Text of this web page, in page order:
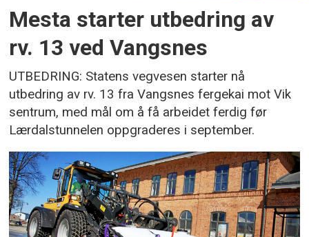
Mesta starter utbedring av
rv. 13 ved Vangsnes
UTBEDRING: Statens vegvesen starter nå
utbedring av rv. 13 fra Vangsnes fergekai mot Vik
sentrum, med mål om å få arbeidet ferdig før
Lærdalstunnelen oppgraderes i september.